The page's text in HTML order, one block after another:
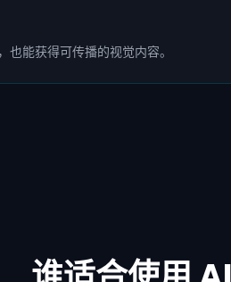
能获得可传播的视觉内容。